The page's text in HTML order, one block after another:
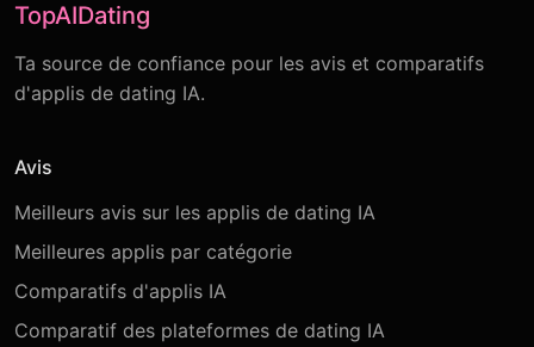
TopAIDating
Ta source de confiance pour les avis et comparatifs
d'applis de dating IA.
Avis
Meilleurs avis sur les applis de dating IA
Meilleures applis par catégorie
Comparatifs d'applis IA
Comparatif des plateformes de dating IA